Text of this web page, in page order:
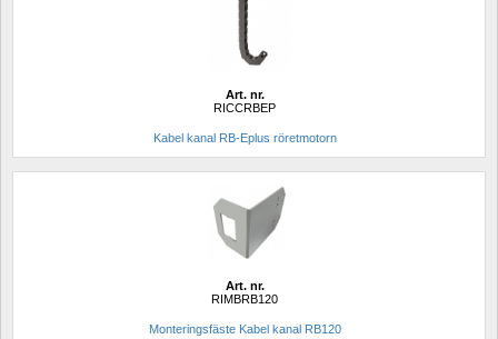
Art. nr.
RICCRBEP
Kabel kanal RB-Eplus röretmotorn
Art. nr.
RIMBRB120
Monteringsfäste Kabel kanal RB120